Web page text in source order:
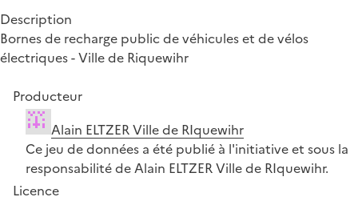
Description
Bornes de recharge public de véhicules et de vélos
électriques - Ville de Riquewihr
Producteur
Alain ELTZER Ville de RIquewihr
Ce jeu de données a été publié à l'initiative et sous la
responsabilité de Alain ELTZER Ville de RIquewihr.
Licence